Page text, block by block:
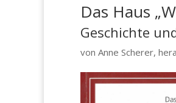
Das Haus
Geschichte
von Anne Scherer,